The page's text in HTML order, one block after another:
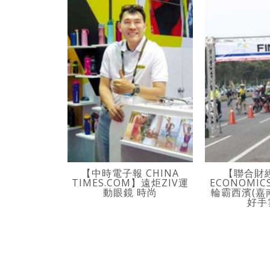
【中時電子報 CHINA
TIMES.COM】遠炬ZIV運
動眼鏡 時尚
【聯合
輪霸西濱(嘉
好